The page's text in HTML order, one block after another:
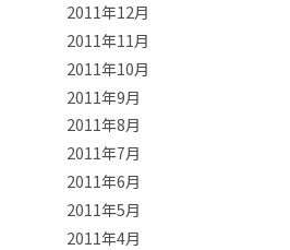
2011年12月
2011年11月
2011年10月
2011年9月
2011年8月
2011年7月
2011年6月
2011年5月
2011年4月